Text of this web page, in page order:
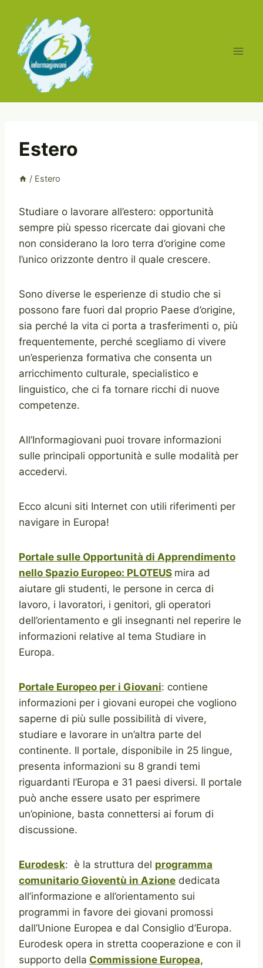
contenuto
Estero
/ Estero
Studiare o lavorare all’estero: opportunità
sempre più spesso ricercate dai giovani che
non considerano la loro terra d’origine come
l’unico orizzonte dentro il quale crescere.
Sono diverse le esperienze di studio che si
possono fare fuori dal proprio Paese d’origine,
sia perché la vita ci porta a trasferimenti o, più
frequentemente, perché scegliamo di vivere
un’esperienza formativa che consenta un
arricchimento culturale, specialistico e
linguistico, che ci fa tornare ricchi di nuove
competenze.
All’Informagiovani puoi trovare informazioni
sulle principali opportunità e sulle modalità per
accedervi.
Ecco alcuni siti Internet con utili riferimenti per
navigare in Europa!
Portale sulle Opportunità di Apprendimento
nello Spazio Europeo: PLOTEUS mira ad
aiutare gli studenti, le persone in cerca di
lavoro, i lavoratori, i genitori, gli operatori
dell’orientamento e gli insegnanti nel reperire le
informazioni relative al tema Studiare in
Europa.
Portale Europeo per i Giovani: contiene
informazioni per i giovani europei che vogliono
saperne di più sulle possibilità di vivere,
studiare e lavorare in un’altra parte del
continente. Il portale, disponibile in 25 lingue,
presenta informazioni su 8 grandi temi
riguardanti l’Europa e 31 paesi diversi. Il portale
può anche essere usato per esprimere
un’opinione, basta connettersi ai forum di
discussione.
Eurodesk: è la struttura del programma
comunitario Gioventù in Azione dedicata
all’informazione e all’orientamento sui
programmi in favore dei giovani promossi
dall’Unione Europea e dal Consiglio d’Europa.
Eurodesk opera in stretta cooperazione e con il
supporto della Commissione Europea,